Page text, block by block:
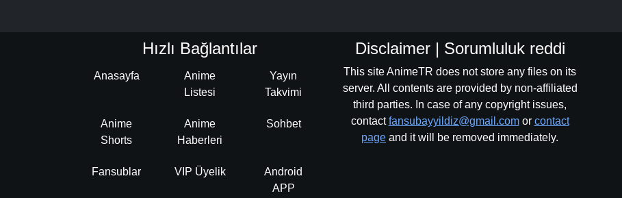
Hızlı Bağlantılar
Anasayfa
Anime
Listesi
Yayın
Takvimi
Anime
Shorts
Anime
Haberleri
Sohbet
Fansublar VIP Üyelik
Android
APP
Disclaimer | Sorumluluk reddi
This site AnimeTR does not store any files on its
server. All contents are provided by non-affiliated
third parties. In case of any copyright issues,
contactfansubayyildiz@gmail.comor contact
page and it will be removed immediately.